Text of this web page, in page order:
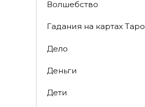
Волшебство
Гадания на картах Таро
Дело
Деньги
Дети